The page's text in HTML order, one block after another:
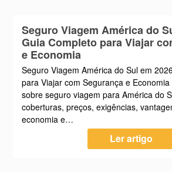
Seguro Viagem América do
Guia Completo para Viajar
e Economia
Seguro Viagem América do Sul em
para Viajar com Segurança e
sobre seguro viagem para América do
coberturas, preços, exigências,
economia e…
Ler artigo